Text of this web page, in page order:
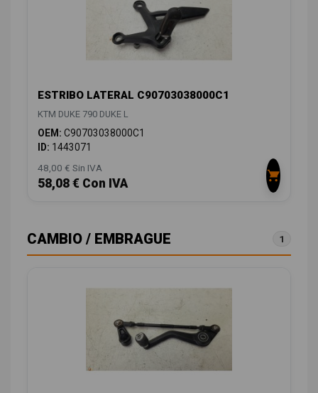
ESTRIBO LATERAL C90703038000C1
KTM DUKE 790 DUKE L
OEM: C90703038000C1
ID: 1443071
48,00 € Sin IVA
58,08 € Con IVA
CAMBIO / EMBRAGUE 1